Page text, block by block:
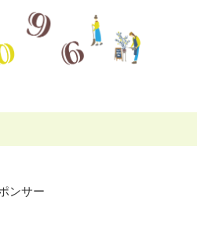
ンサー